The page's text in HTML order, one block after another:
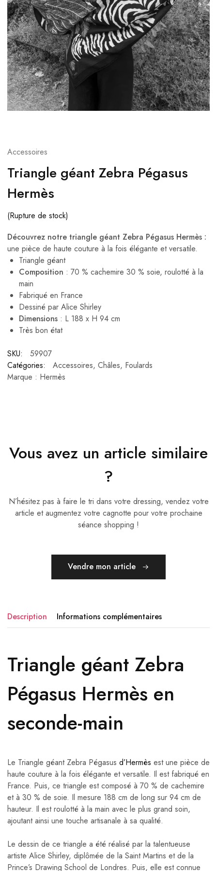
Accessoires
Triangle géant Zebra Pégasus
Hermès
(Rupture de stock)
Découvrez notre triangle géant Zebra Pégasus Hermès :
une pièce de haute couture à la fois élégante et versatile.
Triangle géant
Composition : 70 % cachemire 30 % soie, roulotté à la
main
Fabriqué en France
Dessiné par Alice Shirley
Dimensions : L 188 x H 94 cm
Très bon état
SKU:
59907
Catégories:
Accessoires, Châles, Foulards
Marque : Hermès
Vous avez un article similaire
?
N’hésitez pas à faire le tri dans votre dressing, vendez votre
article et augmentez votre cagnotte pour votre prochaine
séance shopping !
Vendre mon article
Description Informations complémentaires
Triangle géant Zebra
Pégasus Hermès en
seconde-main
Le Triangle géant Zebra Pégasus d’Hermès est une pièce de
haute couture à la fois élégante et versatile. Il est fabriqué en
France. Puis, ce triangle est composé à 70 % de cachemire
et à 30 % de soie. Il mesure 188 cm de long sur 94 cm de
hauteur. Il est roulotté à la main avec le plus grand soin,
ajoutant ainsi une touche artisanale à sa qualité.
Le dessin de ce triangle a été réalisé par la talentueuse
artiste Alice Shirley, diplômée de la Saint Martins et de la
Prince’s Drawing School de Londres. Puis, elle est connue